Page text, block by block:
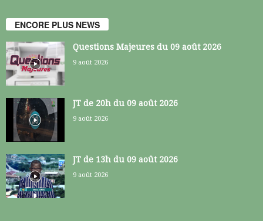
ENCORE PLUS NEWS
Questions Majeures du 09 août 2026
9 août 2026
JT de 20h du 09 août 2026
9 août 2026
JT de 13h du 09 août 2026
9 août 2026